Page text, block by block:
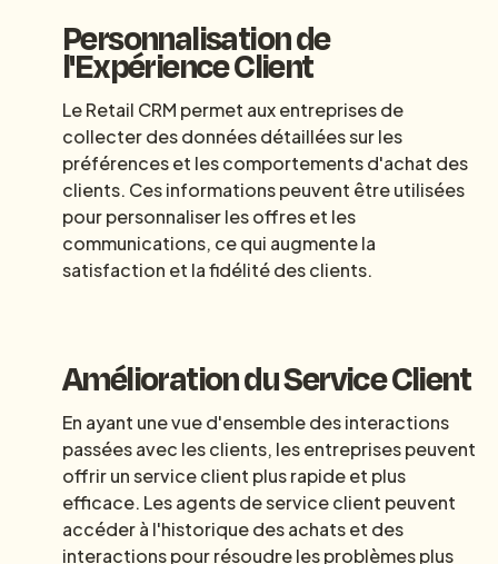
Personnalisation de
l'Expérience Client
Le Retail CRM permet aux entreprises de
collecter des données détaillées sur les
préférences et les comportements d'achat des
clients. Ces informations peuvent être utilisées
pour personnaliser les offres et les
communications, ce qui augmente la
satisfaction et la fidélité des clients.
Amélioration du Service Client
En ayant une vue d'ensemble des interactions
passées avec les clients, les entreprises peuvent
offrir un service client plus rapide et plus
efficace. Les agents de service client peuvent
accéder à l'historique des achats et des
interactions pour résoudre les problèmes plus